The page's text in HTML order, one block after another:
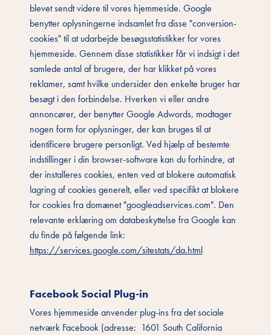
blevet sendt videre til vores hjemmeside. Google
benytter oplysningerne indsamlet fra disse "conversion-
cookies" til at udarbejde besøgsstatistikker for vores
hjemmeside. Gennem disse statistikker får vi indsigt i det
samlede antal af brugere, der har klikket på vores
reklamer, samt hvilke undersider den enkelte bruger har
besøgt i den forbindelse. Hverken vi eller andre
annoncører, der benytter Google Adwords, modtager
nogen form for oplysninger, der kan bruges til at
identificere brugere personligt. Ved hjælp af bestemte
indstillinger i din browser-software kan du forhindre, at
der installeres cookies, enten ved at blokere automatisk
lagring af cookies generelt, eller ved specifikt at blokere
for cookies fra domænet "googleadservices.com". Den
relevante erklæring om databeskyttelse fra Google kan
du finde på følgende link:
https://services.google.com/sitestats/da.html
Facebook Social Plug-in
Vores hjemmeside anvender plug-ins fra det sociale
netværk Facebook (adresse: 1601 South California